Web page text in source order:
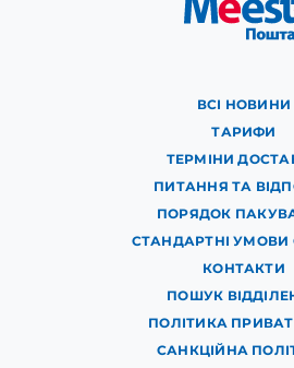
ВСІ НОВИНИ
ТАРИФИ
ТЕРМІНИ
ПИТАННЯ ТА
ПОРЯДОК
СТАНДАРТНІ УМОВИ
КОНТАКТИ
ПОШУК
ПОЛІТИКА
САНКЦІЙНА